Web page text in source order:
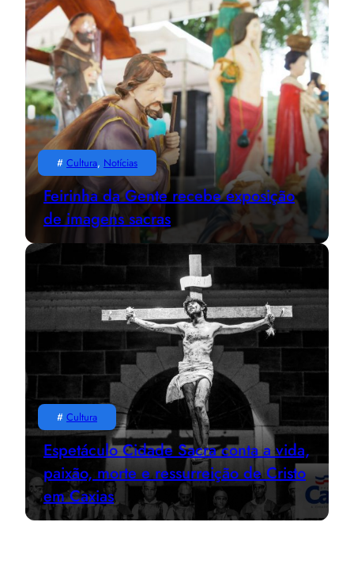
# Cultura, Notícias
Feirinha da Gente recebe exposição
de imagens sacras
# Cultura
Espetáculo Cidade Sacra conta a vida,
paixão, morte e ressurreição de Cristo
em Caxias